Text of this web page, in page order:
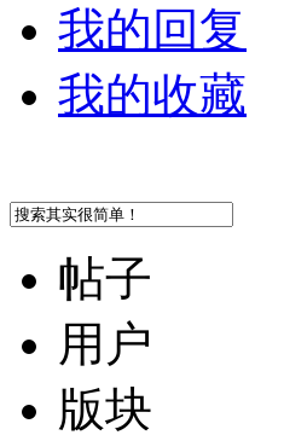
我的回复
我的收藏
帖子
用户
版块